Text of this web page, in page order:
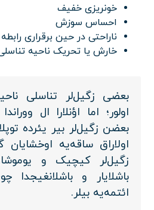
خونریزی خفیف
احساس سوزش
ناراحتی در حین برقراری
خارش یا تحریک ناحیه
بعضی زگیل‌لر تناسلی
اولور؛ اما اؤنلارا ال
بعضن زگیل‌لر بیر یئرده
اولاراق ساقه‌یه
زگیل‌لر کیچیک و
باشلایار و
ائتمه‌یه بیلر.